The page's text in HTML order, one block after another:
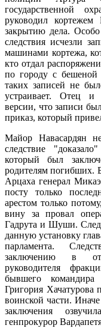
государственной
руководил
закрытию дела.
следствия исчезли
машинами кортежа,
кто отдал
по городу с бешеной
таких записей не
устраивает. Отец и
версии, что записи
приказ, который
Майор Навасардян
следствие
который был
родителям
Арцаха генерал
посту только
арестом только
вину за провал
Гадрута и Шуши.
данную установку
парламента.
заключению в
руководителя
бывшего командира
Григория
воинской части.
заключения
генпрокурор